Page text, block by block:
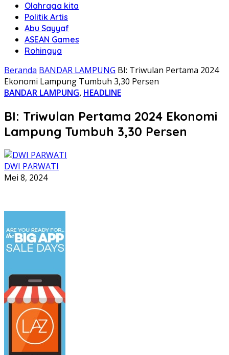
Olahraga kita
Politik Artis
Abu Sayyaf
ASEAN Games
Rohingya
Beranda BANDAR LAMPUNG BI: Triwulan Pertama 2024
Ekonomi Lampung Tumbuh 3,30 Persen
BANDAR LAMPUNG, HEADLINE
BI: Triwulan Pertama 2024 Ekonomi
Lampung Tumbuh 3,30 Persen
DWI PARWATI
Mei 8, 2024